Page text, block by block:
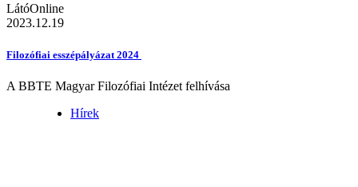
LátóOnline
2023.12.19
Filozófiai esszépályázat 2024
A BBTE Magyar Filozófiai Intézet felhívása
Hírek